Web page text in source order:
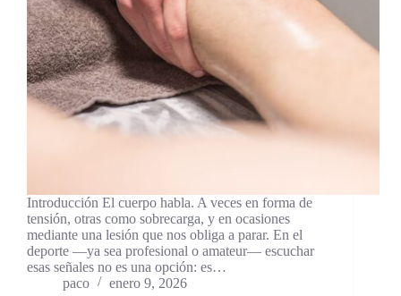
Introducción El cuerpo habla. A veces en forma de
tensión, otras como sobrecarga, y en ocasiones
mediante una lesión que nos obliga a parar. En el
deporte —ya sea profesional o amateur— escuchar
esas señales no es una opción: es…
paco
enero 9, 2026